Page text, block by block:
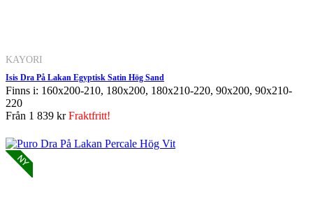
KAYORI
Isis Dra På Lakan Egyptisk Satin Hög Sand
Finns i: 160x200-210, 180x200, 180x210-220, 90x200, 90x210-
220
Från 1 839 krFraktfritt!